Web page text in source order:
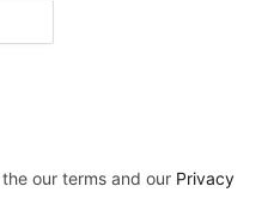
our terms and our Privacy